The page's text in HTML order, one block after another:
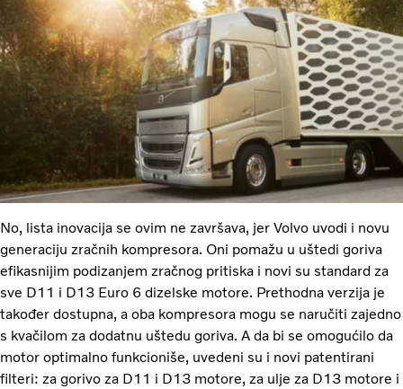
No, lista inovacija se ovim ne završava, jer Volvo uvodi i novu
generaciju zračnih kompresora. Oni pomažu u uštedi goriva
efikasnijim podizanjem zračnog pritiska i novi su standard za
sve D11 i D13 Euro 6 dizelske motore. Prethodna verzija je
također dostupna, a oba kompresora mogu se naručiti zajedno
s kvačilom za dodatnu uštedu goriva. A da bi se omogućilo da
motor optimalno funkcioniše, uvedeni su i novi patentirani
filteri: za gorivo za D11 i D13 motore, za ulje za D13 motore i